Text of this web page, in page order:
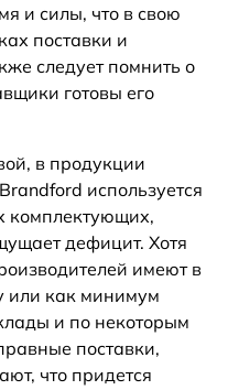
и силы, что в свою
поставки и
следует помнить о
готовы его
в продукции
используется
комплектующих,
дефицит. Хотя
имеют в
или как минимум
и по некоторым
поставки,
что придется